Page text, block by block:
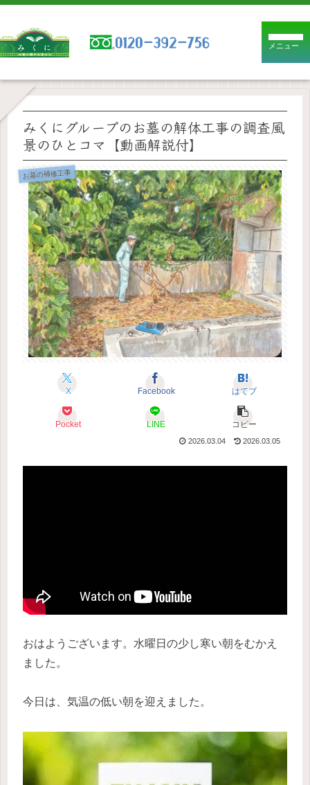
メニュー
みくにグループのお墓の解体工事の調査風
景のひとコマ【動画解説付】
お墓の補修工事
X Facebook はてブ
Pocket LINE コピー
2026.03.04 2026.03.05
おはようございます。水曜日の少し寒い朝をむかえ
ました。
今日は、気温の低い朝を迎えました。